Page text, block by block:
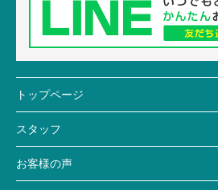
トップページ
スタッフ
お客様の声